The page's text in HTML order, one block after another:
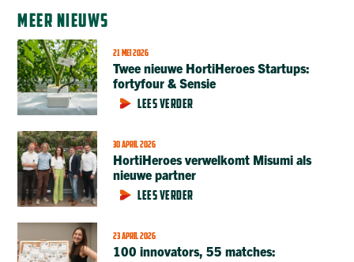
MEER NIEUWS
21 MEI 2026
Twee nieuwe HortiHeroes Startups:
fortyfour & Sensie
LEES VERDER
30 APRIL 2026
HortiHeroes verwelkomt Misumi als
nieuwe partner
LEES VERDER
23 APRIL 2026
100 innovators, 55 matches: